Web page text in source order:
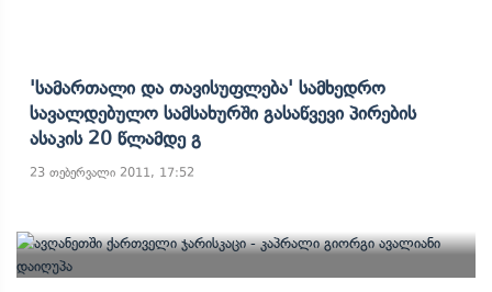
'სამართალი Და Თავისუფლება' Სამხედრო
Სავალდებულო Სამსახურში Გასაწვევი Პირების
Ასაკის 20 Წლამდე Გ
23 თებერვალი 2011, 17:52